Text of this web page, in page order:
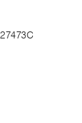
27473C